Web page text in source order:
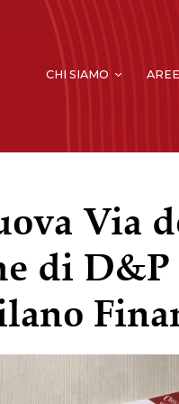
CHI SIAMO
Via
di